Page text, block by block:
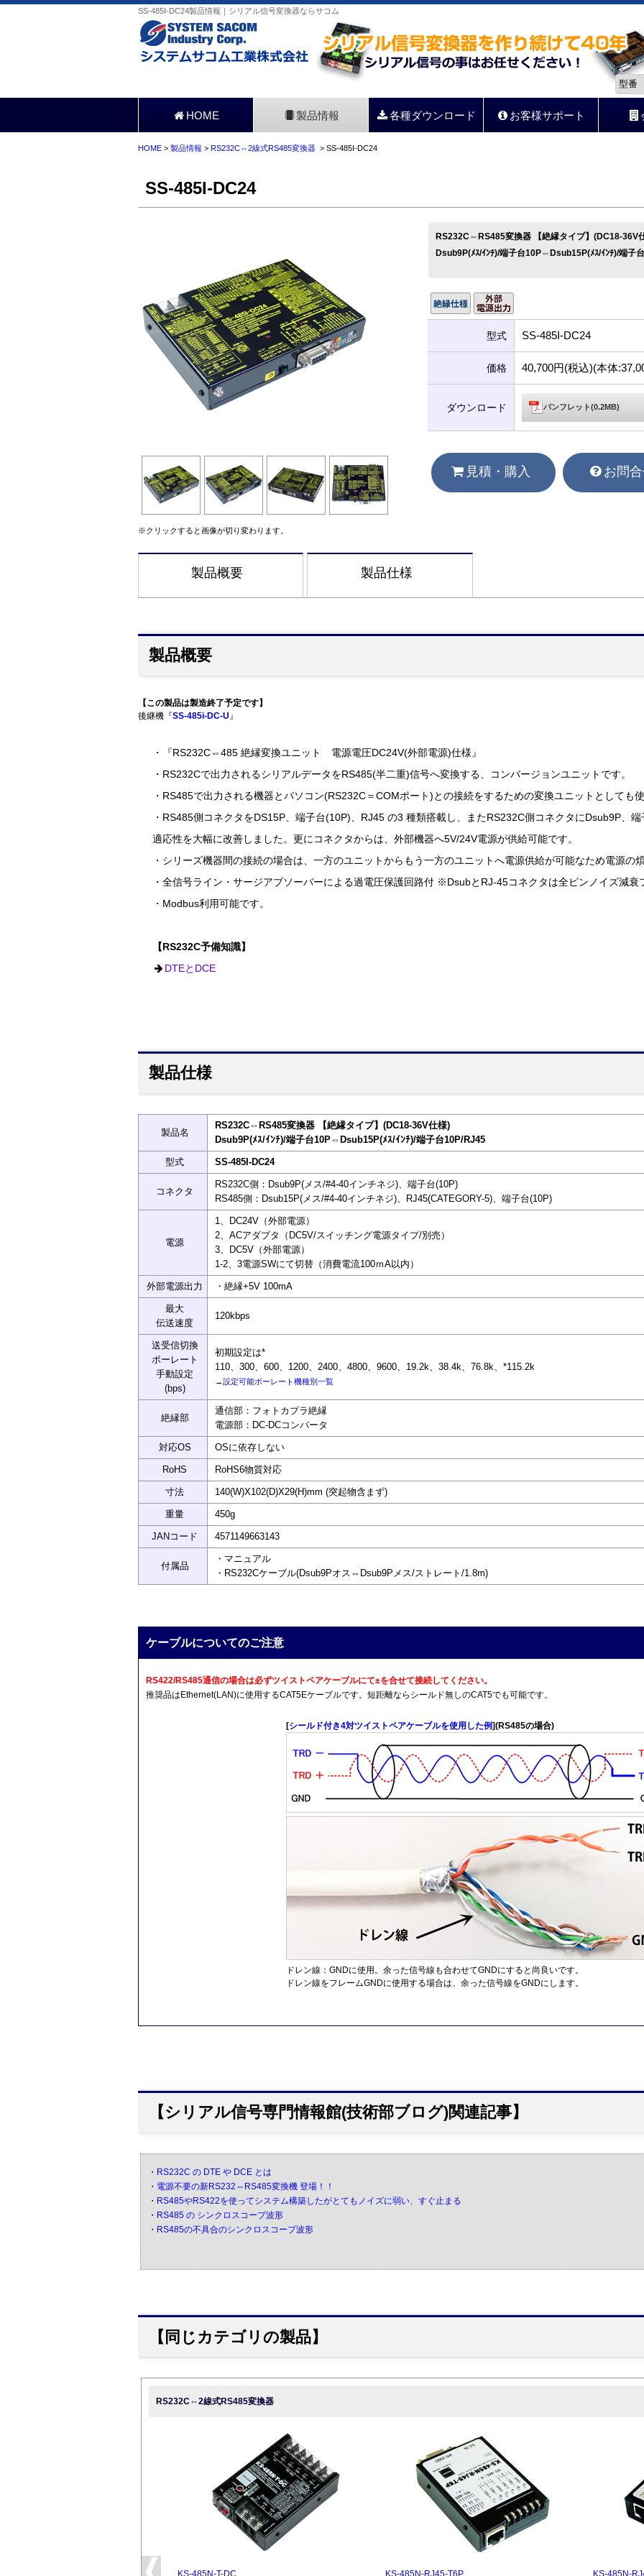
SS-485I-DC24製品情報｜シリアル信号変換器ならサコム
HOME 製品情報 各種ダウンロード お客様サポート
HOME > 製品情報 > RS232C⇔2線式RS485変換器 > SS-485I-DC24
SS-485I-DC24
※クリックすると画像が切り変わります。
RS232C⇔RS485変換器 【絶縁タイプ】(DC18-36V
Dsub9P(ﾒｽ/ｲﾝﾁ)/端子台10P⇔Dsub15P(ﾒｽ/ｲﾝﾁ)/端子
型式 SS-485I-DC24
価格 40,700円(税込)(本体
ダウンロード パンフレット(0.2MB)
見積・購入 お問
製品概要 製品仕様
製品概要
【この製品は製造終了予定です】
後継機『SS-485i-DC-U』
・『RS232C⇔485 絶縁変換ユニット 電源電圧DC24V(外部電源)仕様』
・RS232Cで出力されるシリアルデータをRS485(半二重)信号へ変換する、コンバージョンユニットです。
・RS485で出力される機器とパソコン(RS232C＝COMポート)との接続をするための変換ユニットとしても使
・RS485側コネクタをDS15P、端子台(10P)、RJ45 の3 種類搭載し、またRS232C側コネクタにDsub9P、
適応性を大幅に改善しました。更にコネクタからは、外部機器へ5V/24V電源が供給可能です。
・シリーズ機器間の接続の場合は、一方のユニットからもう一方のユニットへ電源供給が可能なため電源の
・全信号ライン・サージアブソーバーによる過電圧保護回路付 ※DsubとRJ-45コネクタは全ピンノイズ減衰
・Modbus利用可能です。
【RS232C予備知識】
DTEとDCE
製品仕様
製品名
RS232C⇔RS485変換器 【絶縁タイプ】(DC18-36V仕様)
Dsub9P(ﾒｽ/ｲﾝﾁ)/端子台10P⇔Dsub15P(ﾒｽ/ｲﾝﾁ)/端子台10P/RJ45
型式 SS-485I-DC24
コネクタ
RS232C側：Dsub9P(メス/#4-40インチネジ)、端子台(10P)
RS485側：Dsub15P(メス/#4-40インチネジ)、RJ45(CATEGORY-5)、端子台(10P)
電源
1、DC24V（外部電源）
2、ACアダプタ（DC5V/スイッチング電源タイプ/別売）
3、DC5V（外部電源）
1-2、3電源SWにて切替（消費電流100ｍA以内）
外部電源出力 ・絶縁+5V 100mA
最大
伝送速度
120kbps
送受信切換
ボーレート
手動設定
(bps)
初期設定は*
110、300、600、1200、2400、4800、9600、19.2k、38.4k、76.8k、*115.2k
→設定可能ボーレート機種別一覧
絶縁部
通信部：フォトカプラ絶縁
電源部：DC-DCコンバータ
対応OS OSに依存しない
RoHS RoHS6物質対応
寸法 140(W)X102(D)X29(H)mm (突起物含まず)
重量 450g
JANコード 4571149663143
付属品
・マニュアル
・RS232Cケーブル(Dsub9Pオス⇔Dsub9Pメス/ストレート/1.8m)
ケーブルについてのご注意
RS422/RS485通信の場合は必ずツイストペアケーブルにて±を合せて接続してください。
推奨品はEthernet(LAN)に使用するCAT5Eケーブルです。短距離ならシールド無しのCAT5でも可能です。
[シールド付き4対ツイストペアケーブルを使用した例](RS485の場合)
ドレン線：GNDに使用。余った信号線も合わせてGNDにすると尚良いです。
ドレン線をフレームGNDに使用する場合は、余った信号線をGNDにします。
【シリアル信号専門情報館(技術部ブログ)関連記事】
・ RS232C の DTE や DCE とは
・ 電源不要の新RS232⇔RS485変換機 登場！！
・ RS485やRS422を使ってシステム構築したがとてもノイズに弱い、すぐ止まる
・ RS485 の シンクロスコープ波形
・ RS485の不具合のシンクロスコープ波形
【同じカテゴリの製品】
RS232C⇔2線式RS485変換器